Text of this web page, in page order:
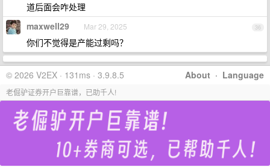
道后面会咋处理
36
maxwell29 Mar 29, 2025
你们不觉得是产能过剩吗？
About · Language
© 2026 V2EX · 131ms · 3.9.8.5
老倔驴证券开户巨靠谱，已助千人!